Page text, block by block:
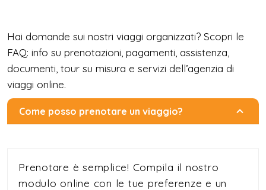
Hai domande sui nostri viaggi organizzati? Scopri le
FAQ: info su prenotazioni, pagamenti, assistenza,
documenti, tour su misura e servizi dell’agenzia di
viaggi online.
Come posso prenotare un viaggio?
Prenotare è semplice! Compila il nostro
modulo online con le tue preferenze e un